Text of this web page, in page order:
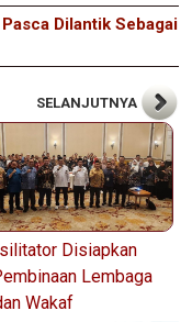
Dilantik Sebagai
SELANJUTNYA
Disiapkan
Lembaga
Wakaf